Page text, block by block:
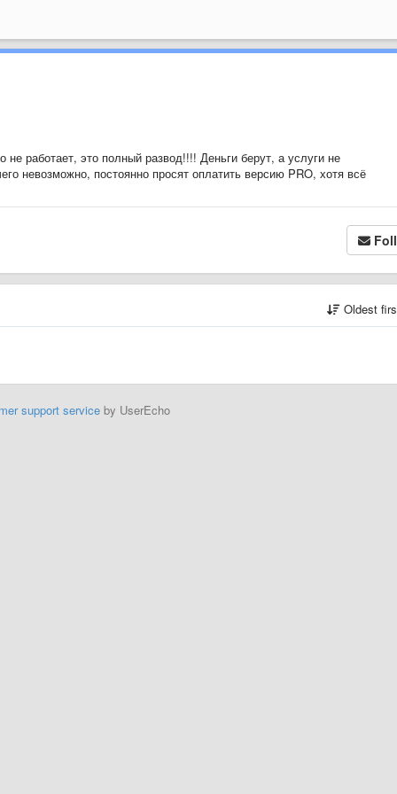
работает, это полный развод!!!! Деньги берут, а услуги не
невозможно, постоянно просят оплатить версию PRO, хотя всё
Oldest
support serviceby UserEcho